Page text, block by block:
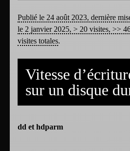
Publié le 24 août 2023, dernière
le 2 janvier 2025, > 20 visites, >>
visites totales.
Vitesse
sur un disque
dd et hdparm